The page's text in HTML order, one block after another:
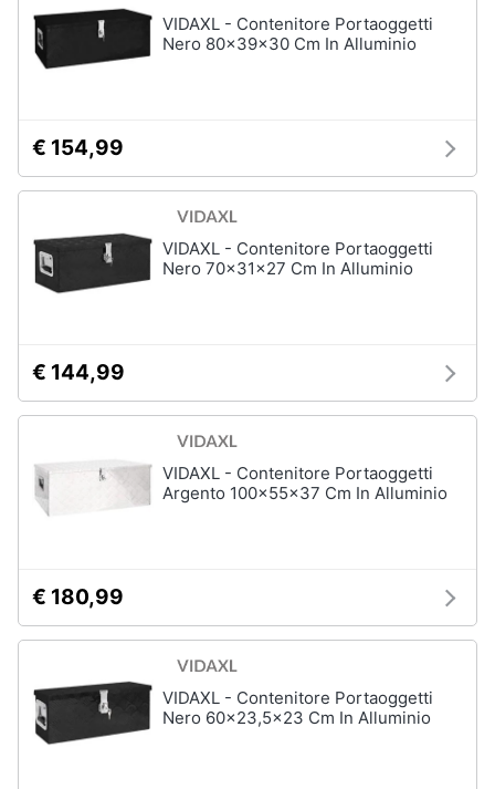
dvd
ricorrenze
Promozioni
Servizi
Esci
VIDAXL - Contenitore Portaoggetti
Nero 80x39x30 Cm In Alluminio
€ 154,99
VIDAXL - Contenitore Portaoggetti
Nero 70x31x27 Cm In Alluminio
€ 144,99
VIDAXL - Contenitore Portaoggetti
Argento 100x55x37 Cm In Alluminio
€ 180,99
VIDAXL - Contenitore Portaoggetti
Nero 60x23,5x23 Cm In Alluminio